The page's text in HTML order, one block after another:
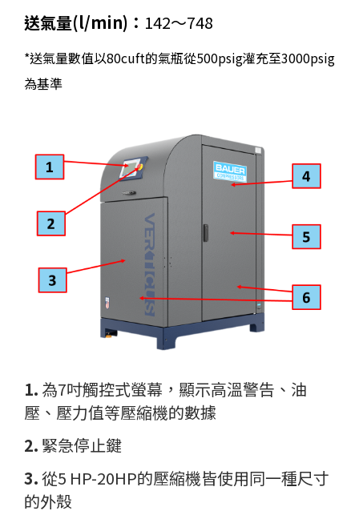
送氣量(l/min)： 142～748
*送氣量數值以80cuft的氣瓶從500psig灌充至3000psig
為基準
1. 為7吋觸控式螢幕，顯示高溫警告、油
壓、壓力值等壓縮機的數據
2. 緊急停止鍵
3.從5 HP-20HP的壓縮機皆使用同一種尺寸
的外殼